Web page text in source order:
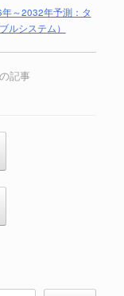
～2032年予測：タ
ルシステム）
記事